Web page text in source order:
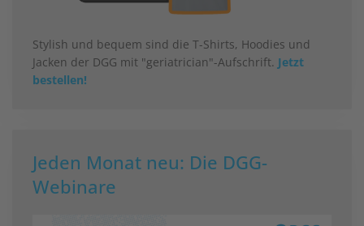
Stylish und bequem sind die T-Shirts, Hoodies und
Jacken der DGG mit "geriatrician"-Aufschrift. Jetzt
bestellen!
Jeden Monat neu: Die DGG-
Webinare